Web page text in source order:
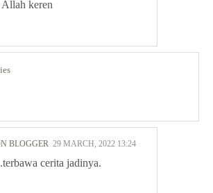
keren
BLOGGER 29 MARCH, 2022 13:24
cerita jadinya.